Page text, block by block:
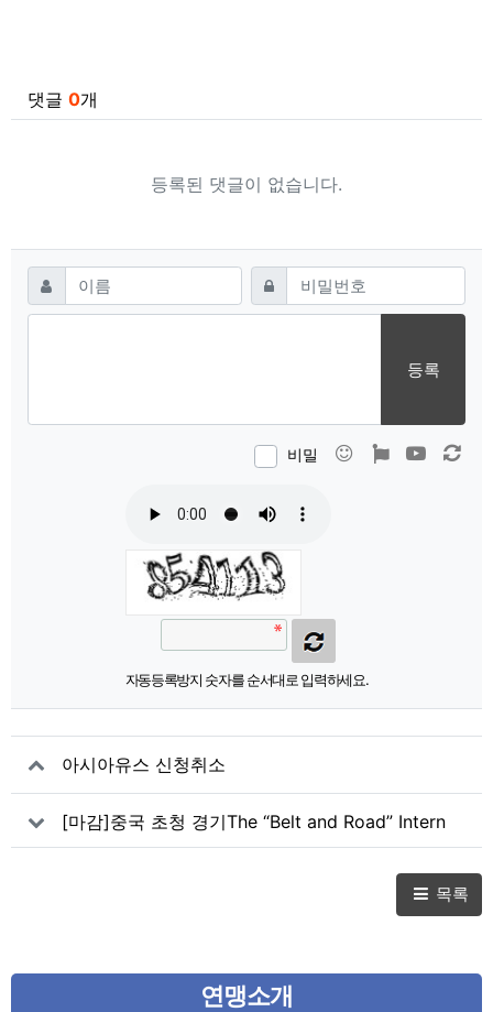
댓글 0개
등록된 댓글이 없습니다.
댓글쓰기
이름 필수 비밀번호필수
등록
비밀 이모티콘폰트어썸
동영상
자동등록방지 숫자를 순서대로 입력하세요.
아시아유스 신청취소
[마감]중국 초청 경기The “Belt and Road” Intern
ational Climbing Master Tournament(Leye, Gu
목록
연맹소개